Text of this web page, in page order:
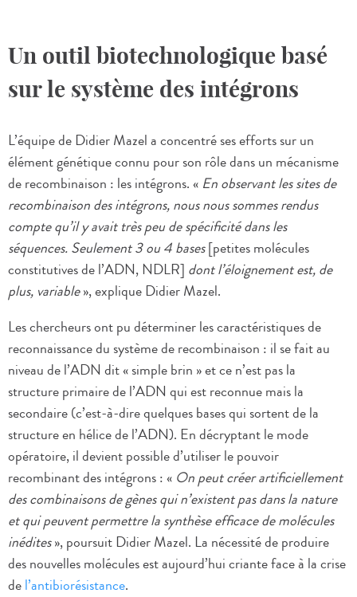
Un outil biotechnologique basé
sur le système des intégrons
L’équipe de Didier Mazel a concentré ses efforts sur un
élément génétique connu pour son rôle dans un mécanisme
de recombinaison : les intégrons. « En observant les sites de
recombinaison des intégrons, nous nous sommes rendus
compte qu’il y avait très peu de spécificité dans les
séquences. Seulement 3 ou 4 bases[petites molécules
constitutives de l’ADN, NDLR] dont l’éloignement est, de
plus, variable», explique Didier Mazel.
Les chercheurs ont pu déterminer les caractéristiques de
reconnaissance du système de recombinaison : il se fait au
niveau de l’ADN dit « simple brin » et ce n’est pas la
structure primaire de l’ADN qui est reconnue mais la
secondaire (c’est-à-dire quelques bases qui sortent de la
structure en hélice de l’ADN). En décryptant le mode
opératoire, il devient possible d’utiliser le pouvoir
recombinant des intégrons : « On peut créer artificiellement
des combinaisons de gènes qui n’existent pas dans la nature
et qui peuvent permettre la synthèse efficace de molécules
inédites», poursuit Didier Mazel. La nécessité de produire
des nouvelles molécules est aujourd’hui criante face à la crise
del’antibiorésistance.